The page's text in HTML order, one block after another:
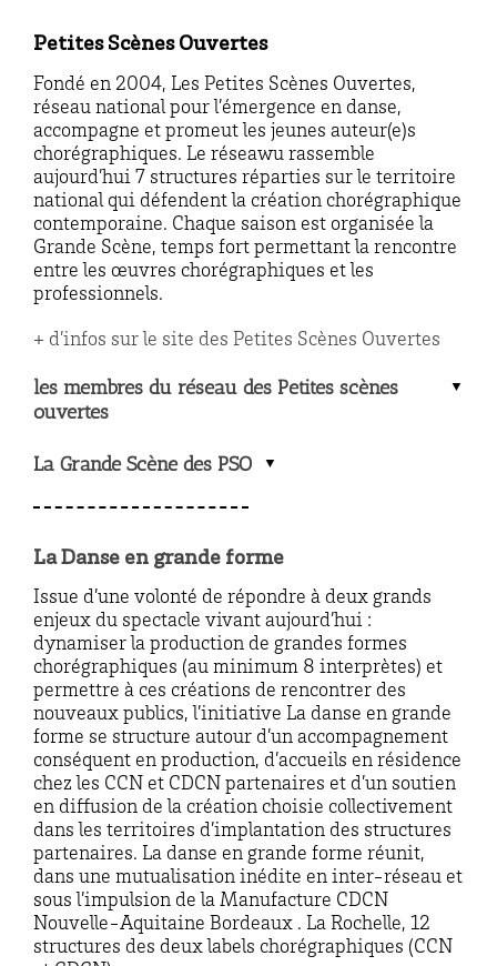
Petites Scènes Ouvertes
Fondé en 2004, Les Petites Scènes Ouvertes,
réseau national pour l’émergence en danse,
accompagne et promeut les jeunes auteur(e)s
chorégraphiques. Le réseawu rassemble
aujourd’hui 7 structures réparties sur le territoire
national qui défendent la création chorégraphique
contemporaine. Chaque saison est organisée la
Grande Scène, temps fort permettant la rencontre
entre les œuvres chorégraphiques et les
professionnels.
+ d’infos sur le site des Petites Scènes Ouvertes
les membres du réseau des Petites scènes
ouvertes
La Grande Scène des PSO
La Danse en grande forme
Issue d’une volonté de répondre à deux grands
enjeux du spectacle vivant aujourd’hui :
dynamiser la production de grandes formes
chorégraphiques (au minimum 8 interprètes) et
permettre à ces créations de rencontrer des
nouveaux publics, l’initiative La danse en grande
forme se structure autour d’un accompagnement
conséquent en production, d’accueils en résidence
chez les CCN et CDCN partenaires et d’un soutien
en diffusion de la création choisie collectivement
dans les territoires d’implantation des structures
partenaires. La danse en grande forme réunit,
dans une mutualisation inédite en inter-réseau et
sous l’impulsion de la Manufacture CDCN
Nouvelle-Aquitaine Bordeaux . La Rochelle, 12
structures des deux labels chorégraphiques (CCN